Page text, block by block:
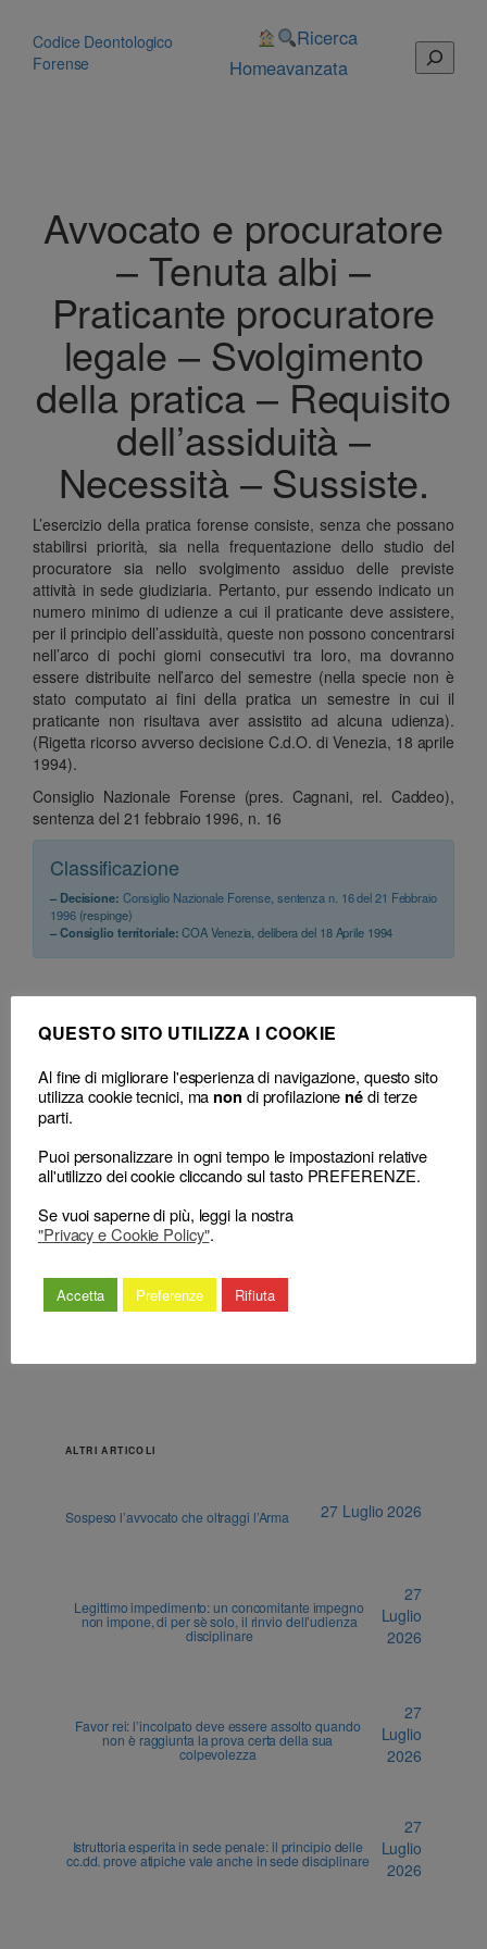
contenuto
Codice Deontologico
Forense
Home
Ricerca
avanzata
Cerca
Avvocato e procuratore
– Tenuta albi –
Praticante procuratore
legale – Svolgimento
della pratica – Requisito
dell’assiduità –
Necessità – Sussiste.
L’esercizio della pratica forense consiste, senza che possano
stabilirsi priorità, sia nella frequentazione dello studio del
procuratore sia nello svolgimento assiduo delle previste
attività in sede giudiziaria. Pertanto, pur essendo indicato un
numero minimo di udienze a cui il praticante deve assistere,
per il principio dell’assiduità, queste non possono concentrarsi
nell’arco di pochi giorni consecutivi tra loro, ma dovranno
essere distribuite nell’arco del semestre (nella specie non è
stato computato ai fini della pratica un semestre in cui il
praticante non risultava aver assistito ad alcuna udienza).
(Rigetta ricorso avverso decisione C.d.O. di Venezia, 18 aprile
1994).
Consiglio Nazionale Forense (pres. Cagnani, rel. Caddeo),
sentenza del 21 febbraio 1996, n. 16
Classificazione
– Decisione: Consiglio Nazionale Forense, sentenza n. 16 del 21 Febbraio
1996(respinge)
– Consiglio territoriale:COA Venezia, delibera del 18 Aprile 1994
← Avvocato e procuratore –
Procedimento disciplinare –
Sentenza penale di patteggiamento
– Affermazione illecita di
colpevolezza – Non sussiste –
disciplinare – Necessità – Sussiste.
– Norme deontologiche
– Rapporti con la parte
espletamento di incarichi
ALTRI ARTICOLI
Sospeso l’avvocato che oltraggi l’Arma 27 Luglio 2026
Legittimo impedimento: un concomitante impegno
non impone, di per sè solo, il rinvio dell’udienza
disciplinare
27
Luglio
2026
Favor rei: l’incolpato deve essere assolto quando
non è raggiunta la prova certa della sua
colpevolezza
27
Luglio
2026
Istruttoria esperita in sede penale: il principio delle
cc.dd. prove atipiche vale anche in sede disciplinare
27
Luglio
2026
QUESTO SITO UTILIZZA I COOKIE
Al fine di migliorare l'esperienza di navigazione, questo sito
utilizza cookie tecnici, ma non di profilazione nédi terze
parti.
Puoi personalizzare in ogni tempo le impostazioni relative
all'utilizzo dei cookie cliccando sul tasto PREFERENZE.
Se vuoi saperne di più, leggi la nostra
"Privacy e Cookie Policy".
Accetta Preferenze Rifiuta